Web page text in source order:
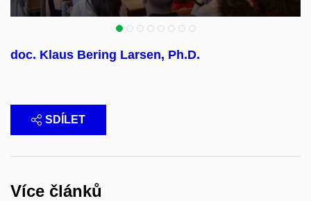
doc. Klaus Bering Larsen, Ph.D.
SDÍLET
Více článků